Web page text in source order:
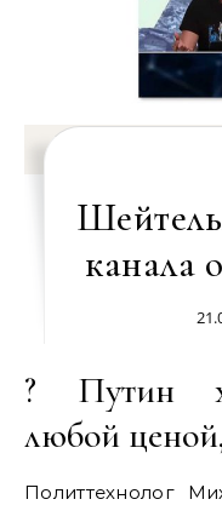
канала
? Путин
любой
Политтехнолог